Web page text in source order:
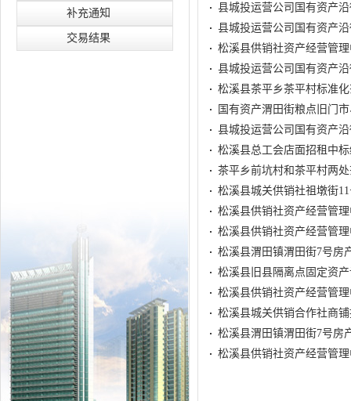
补充通知
交易结果
县城投运营公司国有资产
县城投运营公司国有资产
松溪县供销社资产经营管
县城投运营公司国有资产
松溪县茶平乡茶平村标准
国有资产渭田街粮点旧门
县城投运营公司国有资产
松溪县总工会店面招租中
茶平乡前坑村和茶平村两
松溪县城关供销社祖墩街
松溪县供销社资产经营管
松溪县供销社资产经营管
松溪县渭田镇渭田街7号房
松溪县旧县隔离点固定资
松溪县供销社资产经营管
松溪县城关供销合作社商
松溪县渭田镇渭田街7号房
松溪县供销社资产经营管